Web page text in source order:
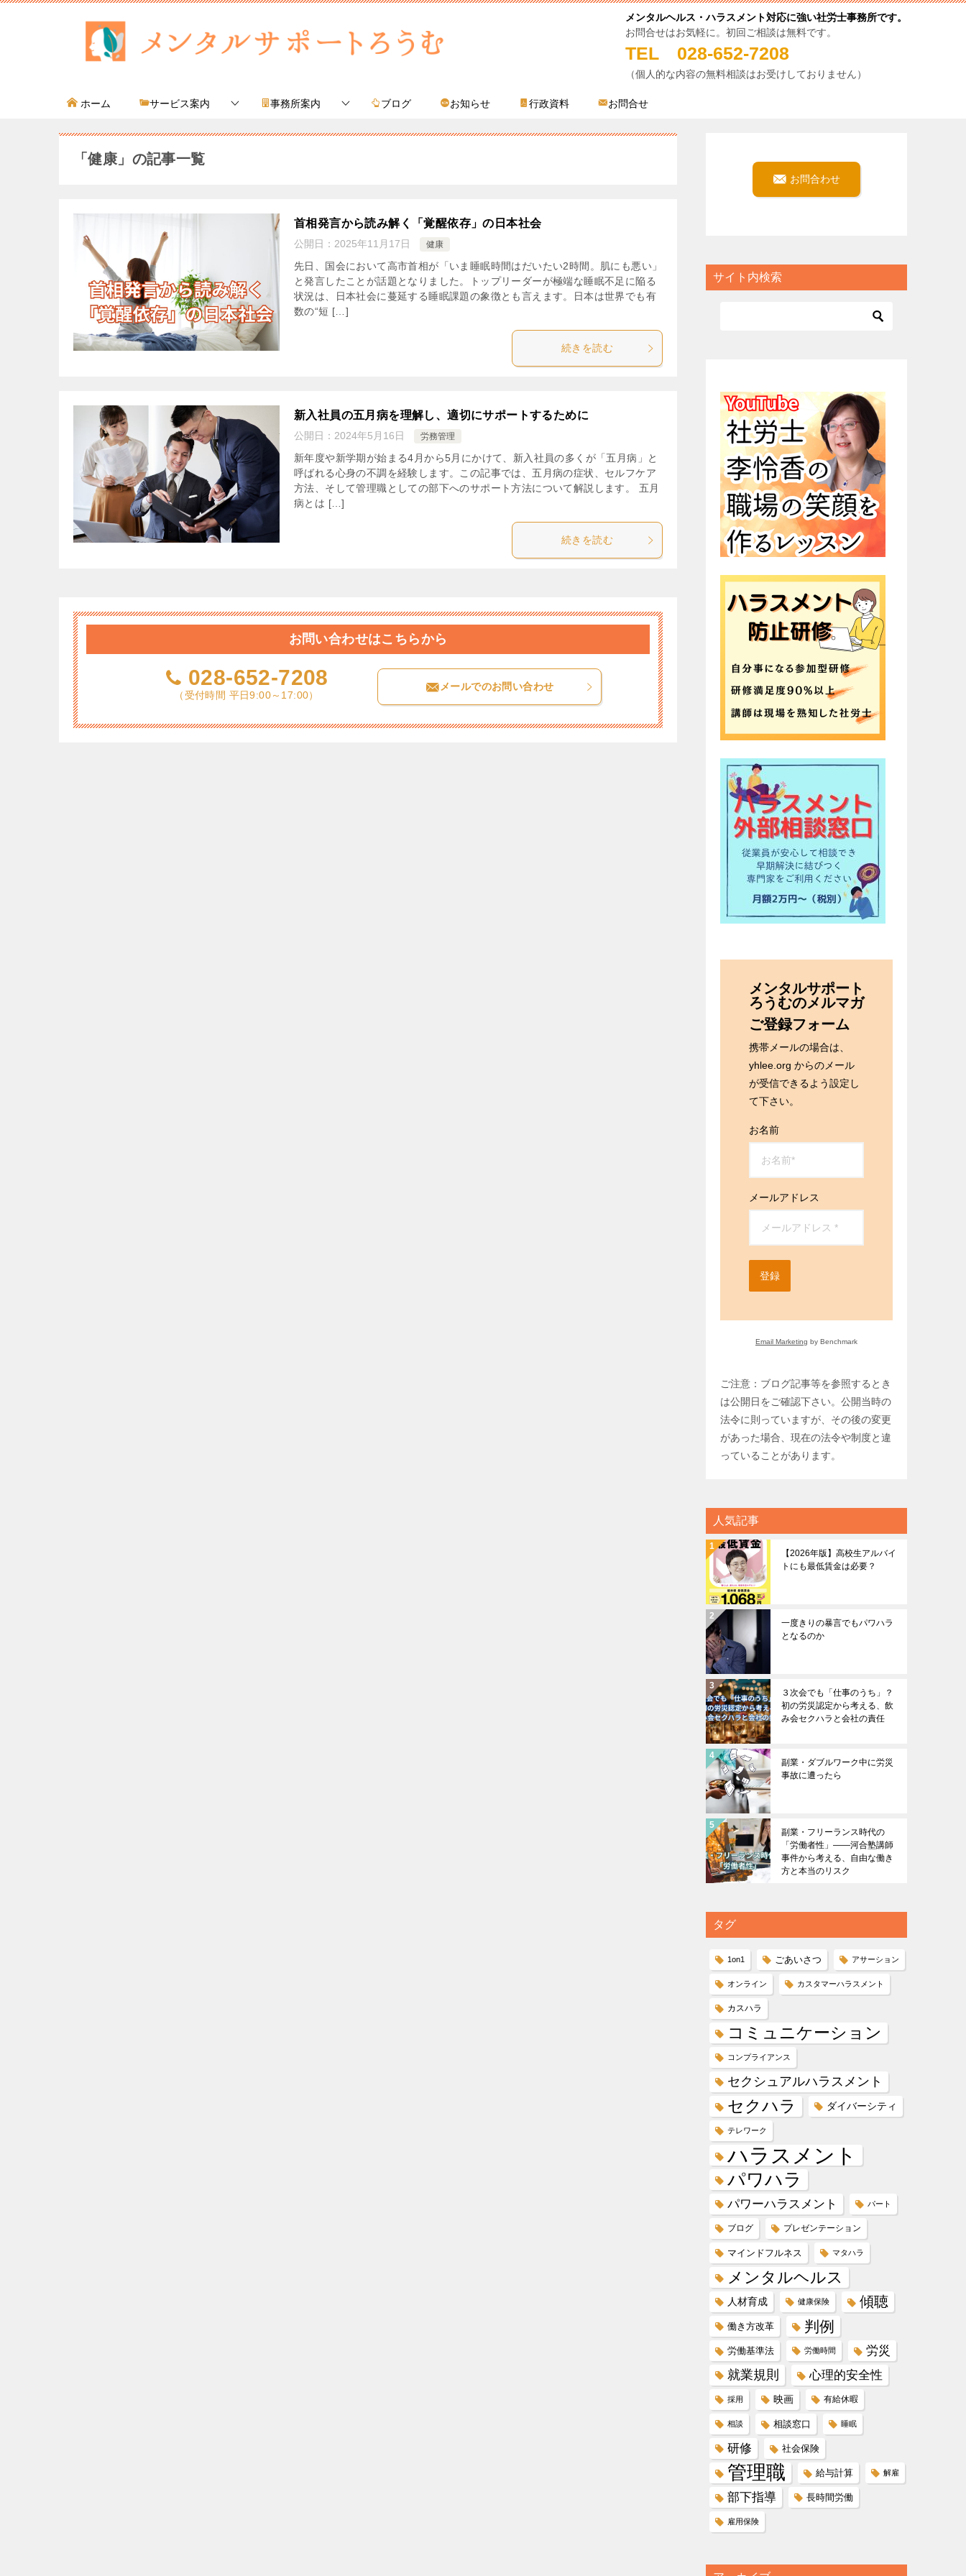
メンタルヘルス・ハラスメント対応に強い社労士事務所です。
お問合せはお気軽に。初回ご相談は無料です。
TEL 028-652-7208
（個人的な内容の無料相談はお受けしておりません）
ホーム サービス案内 事務所案内 ブログ お知らせ 行政資料 お問合せ
「健康」の記事一覧
首相発言から読み解く「覚醒依存」の日本社会
公開日： 2025年11月17日 健康
先日、国会において高市首相が「いま睡眠時間はだいたい2時間。肌にも悪い」
と発言したことが話題となりました。トップリーダーが極端な睡眠不足に陥る
状況は、日本社会に蔓延する睡眠課題の象徴とも言えます。日本は世界でも有
数の“短 […]
続きを読む
新入社員の五月病を理解し、適切にサポートするために
公開日： 2024年5月16日 労務管理
新年度や新学期が始まる4月から5月にかけて、新入社員の多くが「五月病」と
呼ばれる心身の不調を経験します。この記事では、五月病の症状、セルフケア
方法、そして管理職としての部下へのサポート方法について解説します。 五月
病とは […]
続きを読む
お問い合わせはこちらから
028-652-7208
（受付時間 平日9:00～17:00）
メールでのお問い合わせ
お問合わせ
サイト内検索
メンタルサポート
ろうむのメルマガ
ご登録フォーム
携帯メールの場合は、
yhlee.org からのメール
が受信できるよう設定し
て下さい。
お名前
メールアドレス
登録
Email Marketing by Benchmark
ご注意：ブログ記事等を参照するとき
は公開日をご確認下さい。公開当時の
法令に則っていますが、その後の変更
があった場合、現在の法令や制度と違
っていることがあります。
人気記事
【2026年版】高校生アルバイ
トにも最低賃金は必要？
一度きりの暴言でもパワハラ
となるのか
３次会でも「仕事のうち」？
初の労災認定から考える、飲
み会セクハラと会社の責任
副業・ダブルワーク中に労災
事故に遭ったら
副業・フリーランス時代の
「労働者性」――河合塾講師
事件から考える、自由な働き
方と本当のリスク
タグ
1on1 ごあいさつ アサーション
オンライン カスタマーハラスメント
カスハラ
コミュニケーション
コンプライアンス
セクシュアルハラスメント
セクハラ ダイバーシティ
テレワーク
ハラスメント
パワハラ
パワーハラスメント パート
ブログ プレゼンテーション
マインドフルネス マタハラ
メンタルヘルス
人材育成 健康保険 傾聴
働き方改革 判例
労働基準法 労働時間 労災
就業規則 心理的安全性
採用 映画 有給休暇
相談 相談窓口 睡眠
研修 社会保険
管理職 給与計算 解雇
部下指導 長時間労働
雇用保険